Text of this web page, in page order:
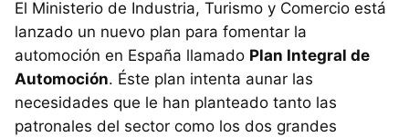
El Ministerio de Industria, Turismo y Comercio está
lanzado un nuevo plan para fomentar la
automoción en España llamado Plan Integral de
Automoción. Éste plan intenta aunar las
necesidades que le han planteado tanto las
patronales del sector como los dos grandes